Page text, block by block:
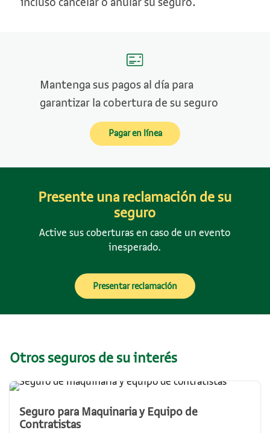
Mantenga sus pagos al día para
garantizar la cobertura de su seguro
Pagar en línea
Presente una reclamación de su
seguro
Active sus coberturas en caso de un evento
inesperado.
Presentar reclamación
Otros seguros de su interés
Seguro para Maquinaria y Equipo de
Contratistas